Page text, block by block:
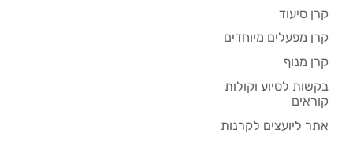
קרן סיעוד
קרן מפעלים מיוחדים
קרן מנוף
בקשות לסיוע וקולות
קוראים
אתר ליועצים לקרנות